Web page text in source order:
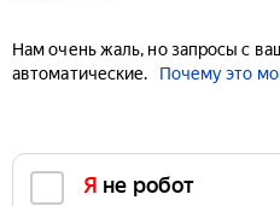
Нам очень жаль, но запросы с
автоматические.
Почему это
Я не робот